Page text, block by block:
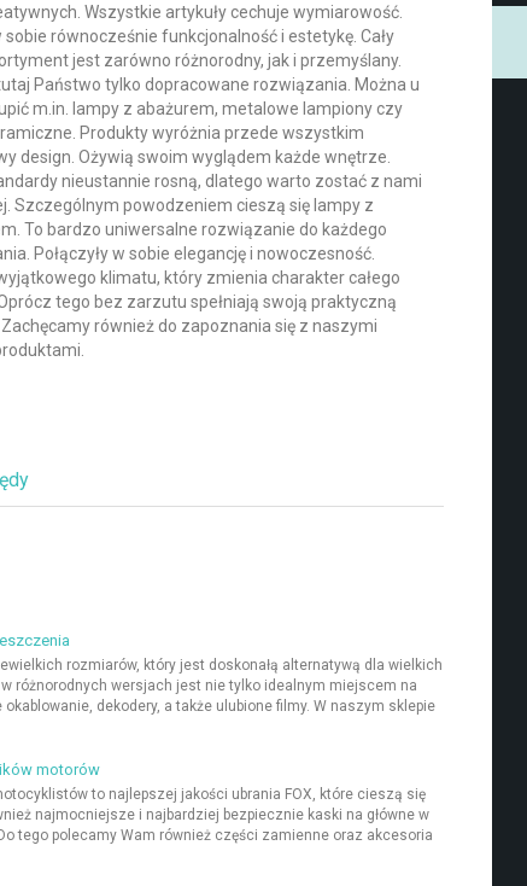
Wszystkie artykuły cechuje wymiarowość.
sobie równocześnie funkcjonalność i estetykę. Cały
jest zarówno różnorodny, jak i przemyślany.
Państwo tylko dopracowane rozwiązania. Można u
m.in. lampy z abażurem, metalowe lampiony czy
Produkty wyróżnia przede wszystkim
design. Ożywią swoim wyglądem każde wnętrze.
nieustannie rosną, dlatego warto zostać z nami
Szczególnym powodzeniem cieszą się lampy z
To bardzo uniwersalne rozwiązanie do każdego
Połączyły w sobie elegancję i nowoczesność.
klimatu, który zmienia charakter całego
tego bez zarzutu spełniają swoją praktyczną
również do zapoznania się z naszymi
rozmiarów, który jest doskonałą alternatywą dla wielkich
różnorodnych wersjach jest nie tylko idealnym miejscem na
dekodery, a także ulubione filmy. W naszym sklepie
motorów
to najlepszej jakości ubrania FOX, które cieszą się
najmocniejsze i najbardziej bezpiecznie kaski na główne w
tego polecamy Wam również części zamienne oraz akcesoria